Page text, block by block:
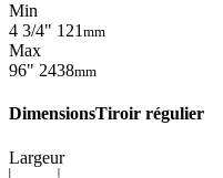
Min
4 3/4" 121 mm
Max
96" 2438mm
DimensionsTiroir régulier
Largeur